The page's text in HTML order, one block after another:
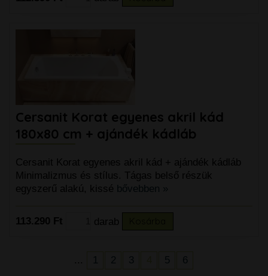
Cersanit Korat egyenes akril kád
180x80 cm + ajándék kádláb
Cersanit Korat egyenes akril kád + ajándék kádláb
Minimalizmus és stílus. Tágas belső részük
egyszerű alakú, kissé bővebben »
113.290 Ft darab
... 1 2 3 5 6